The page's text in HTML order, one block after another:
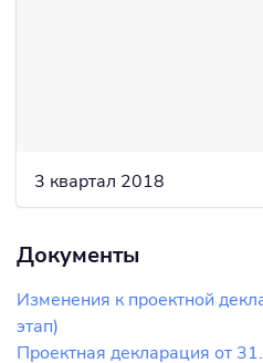
3 квартал 2018
Документы
Изменения к проектной
этап)
Проектная декларация от